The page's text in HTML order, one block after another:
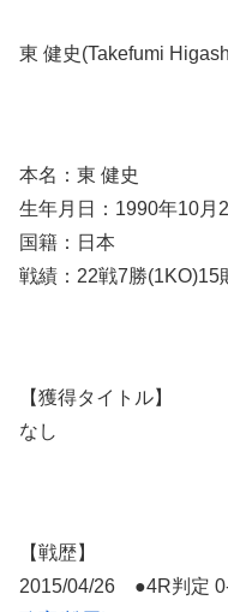
東 健史(Takefumi
本名：東 健史
生年月日：1990年10月
国籍：日本
戦績：22戦7勝(1KO)15
【獲得タイトル】
なし
【戦歴】
2015/04/26 ●4R判定